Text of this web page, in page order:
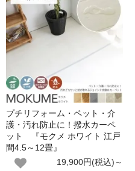
プチリフォーム・ペット・介
護・汚れ防止に！撥水カーペ
ット 『モクメ ホワイト 江戸
間4.5～12畳』
19,900円(税込)～